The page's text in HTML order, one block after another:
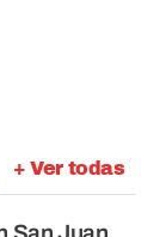
+ Ver todas